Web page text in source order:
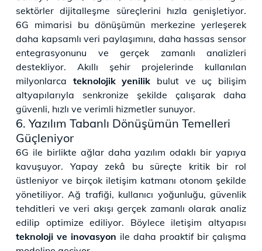
sektörler dijitalleşme süreçlerini hızla genişletiyor.
6G mimarisi bu dönüşümün merkezine yerleşerek
daha kapsamlı veri paylaşımını, daha hassas sensor
entegrasyonunu ve gerçek zamanlı analizleri
destekliyor. Akıllı şehir projelerinde kullanılan
milyonlarca teknolojik yenilik bulut ve uç bilişim
altyapılarıyla senkronize şekilde çalışarak daha
güvenli, hızlı ve verimli hizmetler sunuyor.
6. Yazılım Tabanlı Dönüşümün Temelleri
Güçleniyor
6G ile birlikte ağlar daha yazılım odaklı bir yapıya
kavuşuyor. Yapay zekâ bu süreçte kritik bir rol
üstleniyor ve birçok iletişim katmanı otonom şekilde
yönetiliyor. Ağ trafiği, kullanıcı yoğunluğu, güvenlik
tehditleri ve veri akışı gerçek zamanlı olarak analiz
edilip optimize ediliyor. Böylece iletişim altyapısı
teknoloji ve inovasyon ile daha proaktif bir çalışma